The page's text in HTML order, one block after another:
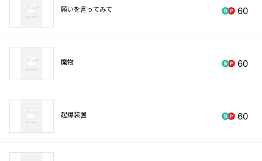
願いを言ってみて 60
魔物 60
起爆装置 60